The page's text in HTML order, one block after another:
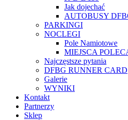
Jak dojechać
AUTOBUSY
PARKINGI
NOCLEGI
Pole Namiotowe
MIEJSCA
Najczęstsze pytania
DFBG RUNNER CARD
Galerie
WYNIKI
Kontakt
Partnerzy
Sklep